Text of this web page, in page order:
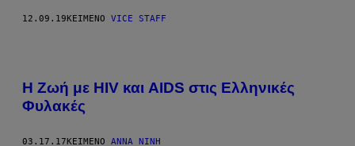
12.09.19 ΚΕΊΜΕΝΟ VICE STAFF
Η Ζωή με HIV και AIDS στις Ελληνικές
Φυλακές
03.17.17ΚΕΊΜΕΝΟ ΆΝΝΑ ΝΊΝΗ